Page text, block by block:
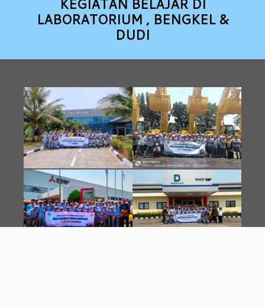
KEGIATAN BELAJAR DI
LABORATORIUM , BENGKEL &
DUDI